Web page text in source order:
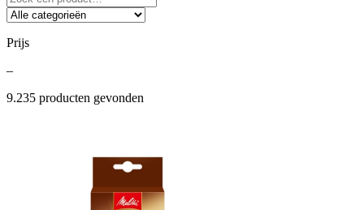
Prijs
–
9.235 producten gevonden